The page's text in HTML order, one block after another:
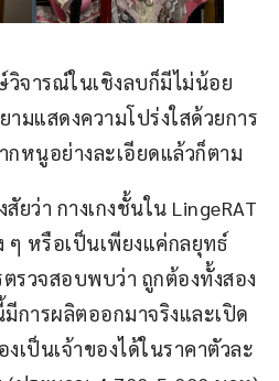
วิจารณ์ในเชิงลบก็มีไม่น้อย
มแสดงความโปร่งใสด้วยการ
หนูอย่างละเอียดแล้วก็ตาม
ยว่า กางเกงชั้นใน LingeRAT
ๆ หรือเป็นเพียงแค่กลยุทธ์
รวจสอบพบว่า ถูกต้องทั้งสอง
การผลิตออกมาจริงและเปิด
เป็นเจ้าของได้ในราคาตัวละ